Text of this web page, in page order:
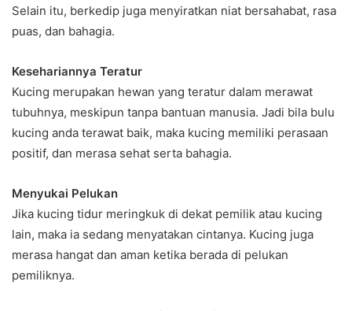
Selain itu, berkedip juga menyiratkan niat bersahabat, rasa
puas, dan bahagia.
Kesehariannya Teratur
Kucing merupakan hewan yang teratur dalam merawat
tubuhnya, meskipun tanpa bantuan manusia. Jadi bila bulu
kucing anda terawat baik, maka kucing memiliki perasaan
positif, dan merasa sehat serta bahagia.
Menyukai Pelukan
Jika kucing tidur meringkuk di dekat pemilik atau kucing
lain, maka ia sedang menyatakan cintanya. Kucing juga
merasa hangat dan aman ketika berada di pelukan
pemiliknya.